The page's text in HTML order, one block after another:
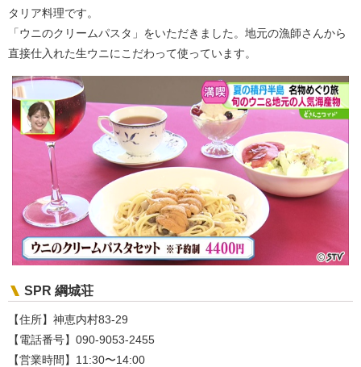
タリア料理です。
「ウニのクリームパスタ」をいただきました。地元の漁師さんから
直接仕入れた生ウニにこだわって使っています。
SPR 綱城荘
【住所】神恵内村83-29
【電話番号】090-9053-2455
【営業時間】11:30〜14:00